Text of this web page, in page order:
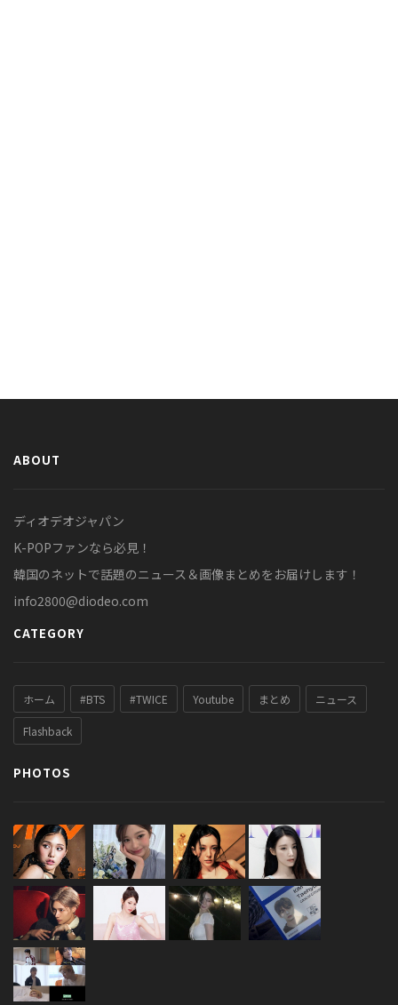
ABOUT
ディオデオジャパン
K-POPファンなら必見！
韓国のネットで話題のニュース＆画像まとめをお届けします！
info2800@diodeo.com
CATEGORY
ホーム #BTS #TWICE Youtube まとめ ニュース
Flashback
PHOTOS